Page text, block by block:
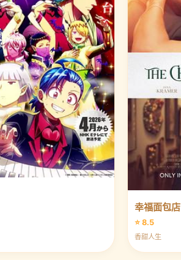
幸福面包店
⭐ 8.5
香甜人生